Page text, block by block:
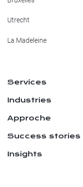
Utrecht
La Madeleine
Services
Industries
Approche
Success stories
Insights